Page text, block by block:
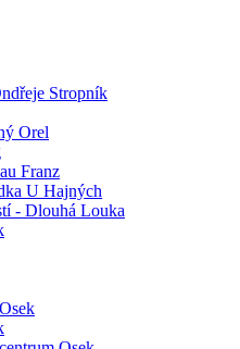
Stropník
Orel
Franz
U Hajných
- Dlouhá Louka